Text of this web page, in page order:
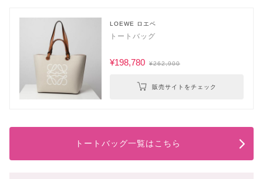
LOEWE ロエベ
トートバッグ
¥198,780 ¥262,900
販売サイトをチェック
トートバッグ一覧はこちら